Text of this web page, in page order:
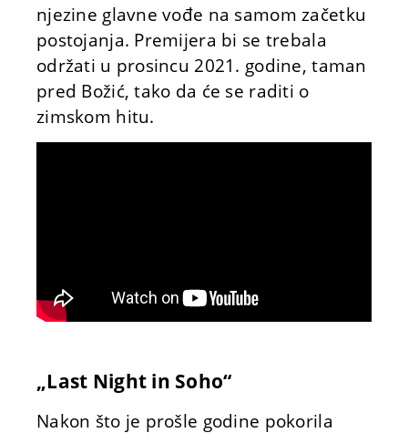
njezine glavne vođe na samom začetku
postojanja. Premijera bi se trebala
održati u prosincu 2021. godine, taman
pred Božić, tako da će se raditi o
zimskom hitu.
„Last Night in Soho“
Nakon što je prošle godine pokorila